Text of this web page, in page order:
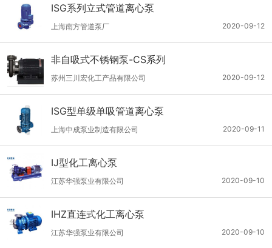
ISG系列立式管道离心泵
2020-09-12
上海南方管道泵厂
非自吸式不锈钢泵-CS系列
2020-09-12
苏州三川宏化工产品有限公司
ISG型单级单吸管道离心泵
2020-09-11
上海中成泵业制造有限公司
IJ型化工离心泵
2020-09-10
江苏华强泵业有限公司
IHZ直连式化工离心泵
2020-09-10
江苏华强泵业有限公司